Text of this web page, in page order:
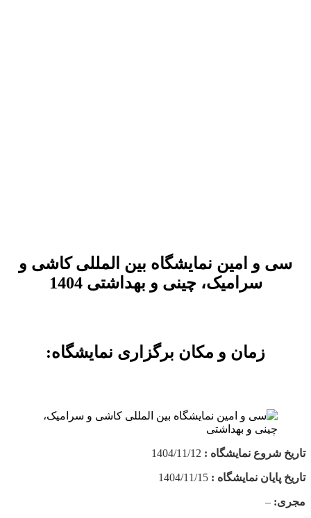
سی و امین نمایشگاه بین المللی کاشی و
سرامیک، چینی و بهداشتی 1404
زمان و مکان برگزاری نمایشگاه:
تاریخ شروع نمایشگاه : 1404/11/12
تاریخ پایان نمایشگاه :
مجری: –